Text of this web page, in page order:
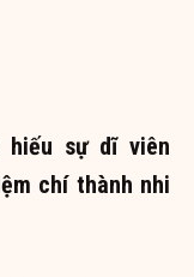
sự dĩ viên
chí thành nhi